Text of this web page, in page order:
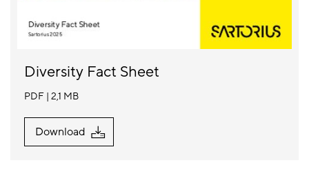
Diversity Fact Sheet
PDF 2,1 MB
Download